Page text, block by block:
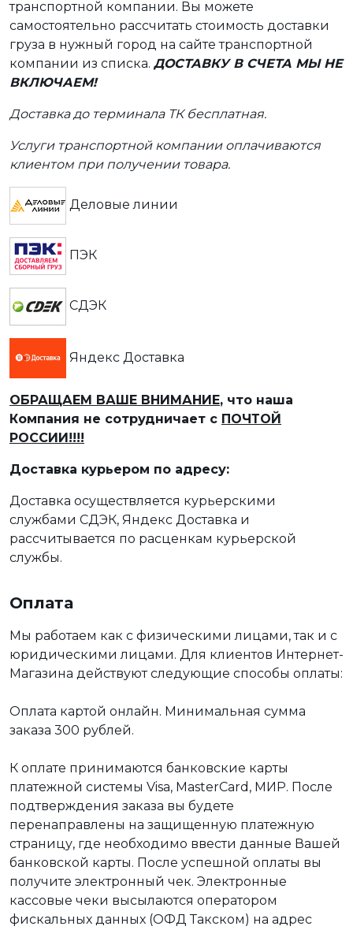
транспортной компании. Вы можете
самостоятельно рассчитать стоимость доставки
груза в нужный город на сайте транспортной
компании из списка. ДОСТАВКУ В СЧЕТА МЫ НЕ
ВКЛЮЧАЕМ!
Доставка до терминала ТК бесплатная.
Услуги транспортной компании оплачиваются
клиентом при получении товара.
Деловые линии
ПЭК
СДЭК
Яндекс Доставка
ОБРАЩАЕМ ВАШЕ ВНИМАНИЕ, что наша
Компания не сотрудничает с ПОЧТОЙ
РОССИИ!!!!
Доставка курьером по адресу:
Доставка осуществляется курьерскими
службами СДЭК, Яндекс Доставка и
рассчитывается по расценкам курьерской
службы.
Оплата
Мы работаем как с физическими лицами, так и с
юридическими лицами. Для клиентов Интернет-
Магазина действуют следующие способы оплаты:
Оплата картой онлайн. Минимальная сумма
заказа 300 рублей.
К оплате принимаются банковские карты
платежной системы Visa, MasterCard, МИР. После
подтверждения заказа вы будете
перенаправлены на защищенную платежную
страницу, где необходимо ввести данные Вашей
банковской карты. После успешной оплаты вы
получите электронный чек. Электронные
кассовые чеки высылаются оператором
фискальных данных (ОФД Такском) на адрес